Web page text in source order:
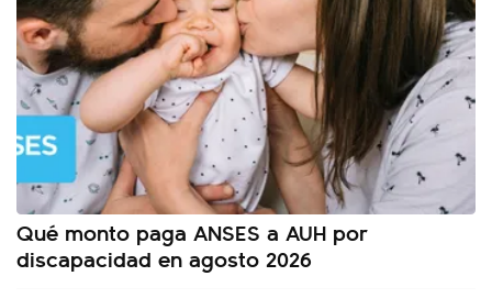
Qué monto paga ANSES a AUH por
discapacidad en agosto 2026